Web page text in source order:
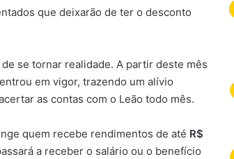
que deixarão de ter o desconto
se tornar realidade. A partir deste mês
entrou em vigor, trazendo um alívio
as contas com o Leão todo mês.
quem recebe rendimentos de até R$
a receber o salário ou o benefício